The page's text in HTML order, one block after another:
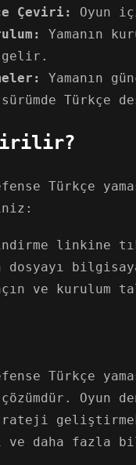
Çeviri:
Oyun
Yamanın
Yamanın
Türkçe
Türkçe
indirme linkine
ve kurulum
Türkçe
çözümdür. Oyun
geliştirmek
daha fazla